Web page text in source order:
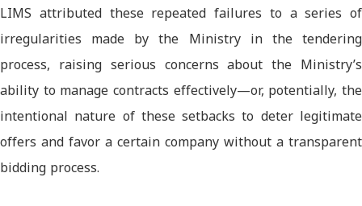
LIMS attributed these repeated failures to a series of
irregularities made by the Ministry in the tendering
process, raising serious concerns about the Ministry’s
ability to manage contracts effectively—or, potentially, the
intentional nature of these setbacks to deter legitimate
offers and favor a certain company without a transparent
bidding process.